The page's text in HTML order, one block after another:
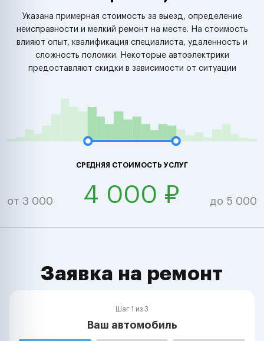
Указана примерная стоимость за выезд, определение
неисправности и мелкий ремонт на месте. На стоимость
влияют опыт, квалификация специалиста, удаленность и
сложность поломки. Некоторые автоэлектрики
предоставляют скидки в зависимости от ситуации
СРЕДНЯЯ СТОИМОСТЬ УСЛУГ
от 3 000 4 000 ₽ до 5 000
Заявка на ремонт
Шаг 1 из 3
Ваш автомобиль